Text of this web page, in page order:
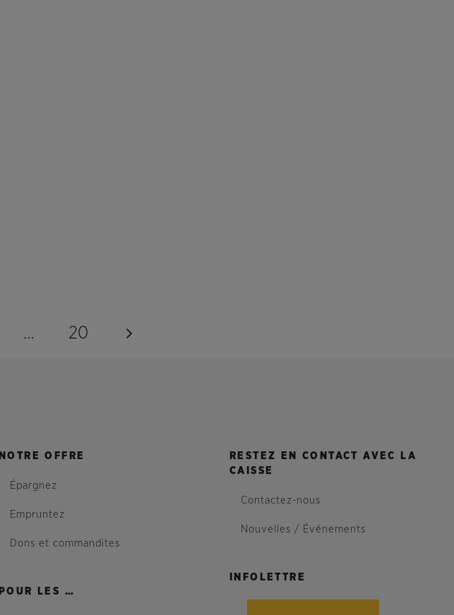
… 20
NOTRE OFFRE
Épargnez
Empruntez
Dons et commandites
POUR LES …
RESTEZ EN CONTACT AVEC LA
CAISSE
Contactez-nous
Nouvelles / Événements
INFOLETTRE